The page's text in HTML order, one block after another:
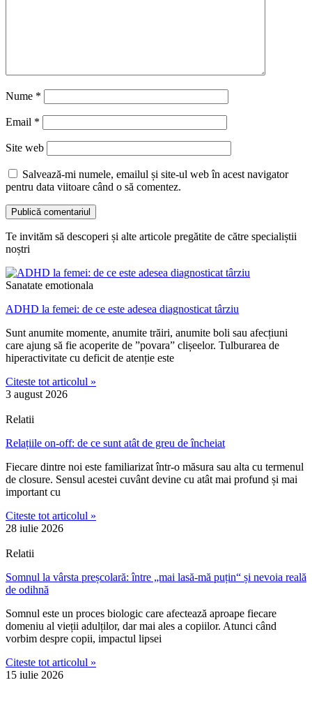
Nume *
Email *
Site web
Salvează-mi numele, emailul și site-ul web în acest navigator
pentru data viitoare când o să comentez.
Te invităm să descoperi și alte articole pregătite de către specialiștii
noștri
Sanatate emotionala
ADHD la femei: de ce este adesea diagnosticat târziu
Sunt anumite momente, anumite trăiri, anumite boli sau afecțiuni
care ajung să fie acoperite de ”povara” clișeelor. Tulburarea de
hiperactivitate cu deficit de atenție este
Citeste tot articolul »
3 august 2026
Relatii
Relațiile on-off: de ce sunt atât de greu de încheiat
Fiecare dintre noi este familiarizat într-o măsura sau alta cu termenul
de closure. Sensul acestei cuvânt devine cu atât mai profund și mai
important cu
Citeste tot articolul »
28 iulie 2026
Relatii
Somnul la vârsta preșcolară: între „mai lasă-mă puțin“ și nevoia reală
de odihnă
Somnul este un proces biologic care afectează aproape fiecare
domeniu al vieții adulților, dar mai ales a copiilor. Atunci când
vorbim despre copii, impactul lipsei
Citeste tot articolul »
15 iulie 2026